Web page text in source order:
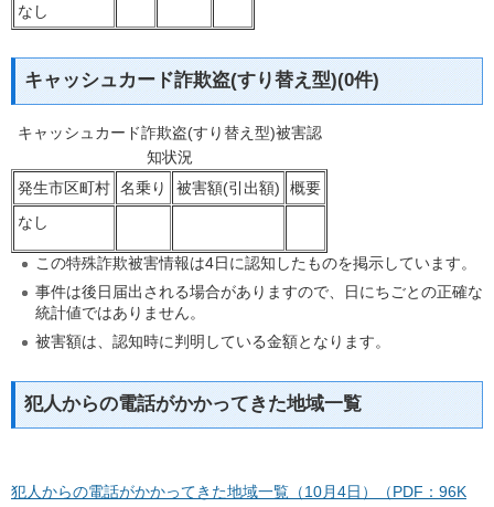
なし
キャッシュカード詐欺盗(すり替え型)(0件)
発生市区町村 名乗り 被害額(引出額)
概要
なし
キャッシュカード詐欺盗(すり替え型)被害認
知状況
この特殊詐欺被害情報は4日に認知したものを掲示しています。
事件は後日届出される場合がありますので、日にちごとの正確な
統計値ではありません。
被害額は、認知時に判明している金額となります。
犯人からの電話がかかってきた地域一覧
犯人からの電話がかかってきた地域一覧（10月4日）（PDF：96K